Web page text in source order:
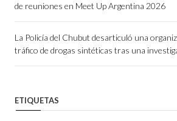
de reuniones en Meet Up Argentina 2026
La Policía del Chubut desarticuló una
tráfico de drogas sintéticas tras una
ETIQUETAS